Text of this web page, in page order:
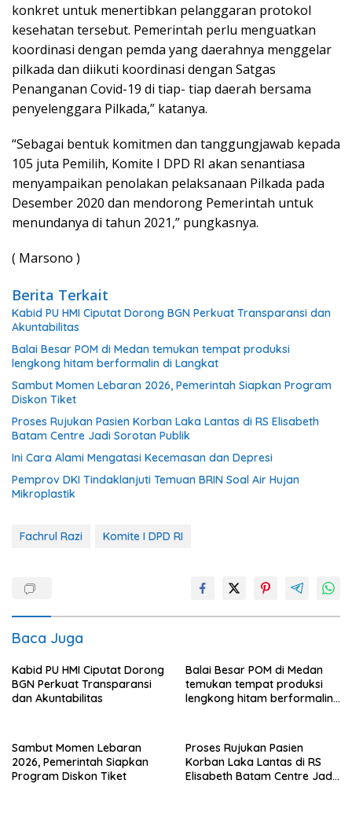
konkret untuk menertibkan pelanggaran protokol
kesehatan tersebut. Pemerintah perlu menguatkan
koordinasi dengan pemda yang daerahnya menggelar
pilkada dan diikuti koordinasi dengan Satgas
Penanganan Covid-19 di tiap- tiap daerah bersama
penyelenggara Pilkada,” katanya.
“Sebagai bentuk komitmen dan tanggungjawab kepada
105 juta Pemilih, Komite I DPD RI akan senantiasa
menyampaikan penolakan pelaksanaan Pilkada pada
Desember 2020 dan mendorong Pemerintah untuk
menundanya di tahun 2021,” pungkasnya.
( Marsono )
Berita Terkait
Kabid PU HMI Ciputat Dorong BGN Perkuat Transparansi dan
Akuntabilitas
Balai Besar POM di Medan temukan tempat produksi
lengkong hitam berformalin di Langkat
Sambut Momen Lebaran 2026, Pemerintah Siapkan Program
Diskon Tiket
Proses Rujukan Pasien Korban Laka Lantas di RS Elisabeth
Batam Centre Jadi Sorotan Publik
Ini Cara Alami Mengatasi Kecemasan dan Depresi
Pemprov DKI Tindaklanjuti Temuan BRIN Soal Air Hujan
Mikroplastik
Fachrul Razi Komite I DPD RI
Baca Juga
Kabid PU HMI Ciputat Dorong
BGN Perkuat Transparansi
dan Akuntabilitas
Balai Besar POM di Medan
temukan tempat produksi
lengkong hitam berformalin
Sambut Momen Lebaran
2026, Pemerintah Siapkan
Program Diskon Tiket
Proses Rujukan Pasien
Korban Laka Lantas di RS
Elisabeth Batam Centre Jadi